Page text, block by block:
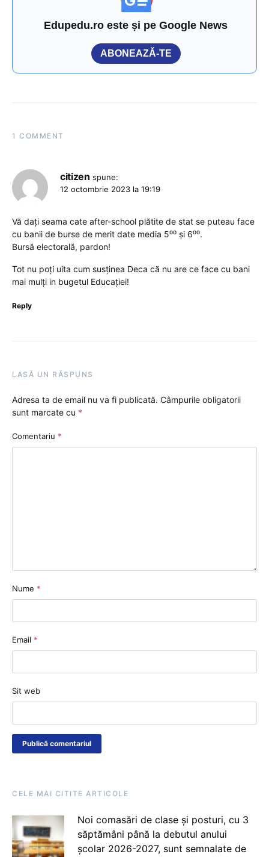
Edupedu.ro este și pe Google News
ABONEAZĂ-TE
1 COMMENT
citizen spune:
12 octombrie 2023 la 19:19
Vă dați seama cate after-school plătite de stat se puteau face
cu banii de burse de merit date media 5⁰⁰ și 6⁰⁰.
Bursă electorală, pardon!
Tot nu poți uita cum susținea Deca că nu are ce face cu bani
mai mulți in bugetul Educației!
Reply
LASĂ UN RĂSPUNS
Adresa ta de email nu va fi publicată. Câmpurile obligatorii
sunt marcate cu *
Comentariu *
Nume *
Email *
Sit web
CELE MAI CITITE ARTICOLE
Noi comasări de clase și posturi, cu 3
săptămâni până la debutul anului
școlar 2026-2027, sunt semnalate de